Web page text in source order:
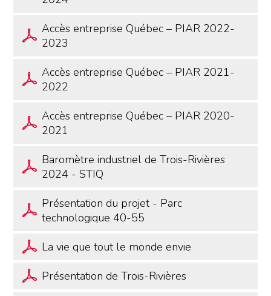
Accès entreprise Québec – PIAR 2022-
2023
Accès entreprise Québec – PIAR 2021-
2022
Accès entreprise Québec – PIAR 2020-
2021
Baromètre industriel de Trois-Rivières
2024 - STIQ
Présentation du projet - Parc
technologique 40-55
La vie que tout le monde envie
Présentation de Trois-Rivières